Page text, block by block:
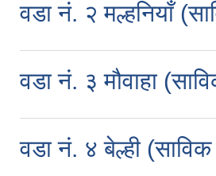
वडा नं. २ मल्हनियाँ
वडा नं. ३ मौवाहा
वडा नं. ४ बेल्ही